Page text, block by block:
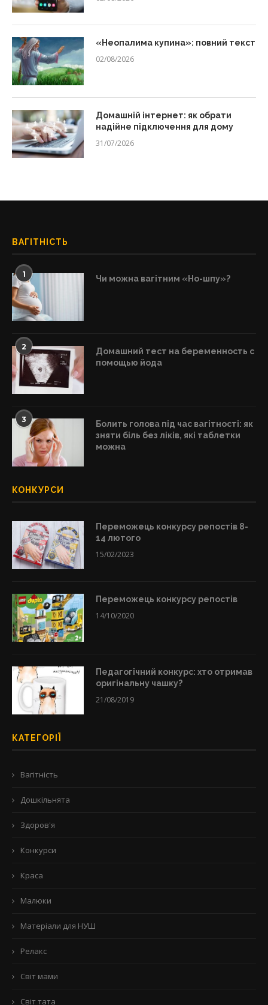
«Неопалима купина»: повний текст
02/08/2026
Домашній інтернет: як обрати
надійне підключення для дому
31/07/2026
ВАГІТНІСТЬ
1 Чи можна вагітним «Но-шпу»?
2
Домашний тест на беременность с
помощью йода
3
Болить голова під час вагітності: як
зняти біль без ліків, які таблетки
можна
КОНКУРСИ
Переможець конкурсу репостів 8-
14 лютого
15/02/2023
Переможець конкурсу репостів
14/10/2020
Педагогічний конкурс: хто отримав
оригінальну чашку?
21/08/2019
КАТЕГОРІЇ
Вагітність
Дошкільнята
Здоров'я
Конкурси
Краса
Малюки
Матеріали для НУШ
Релакс
Світ мами
Світ тата